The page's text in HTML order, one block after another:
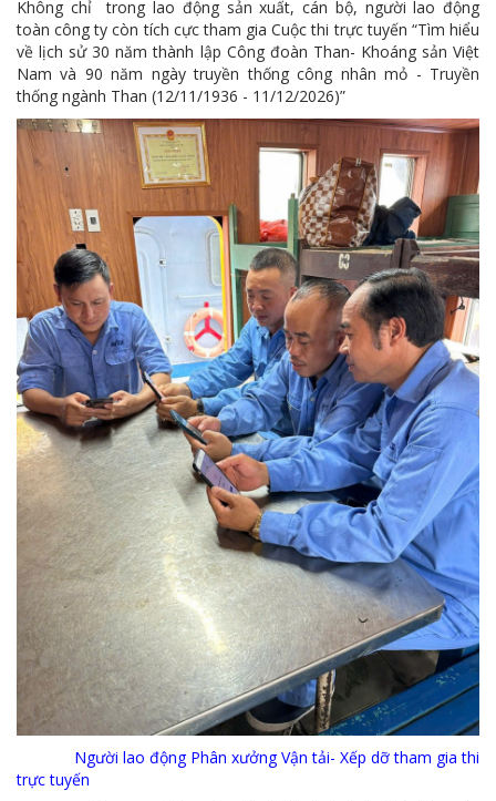
Công ty CP Vật tư TKV quyết liệt phòng chống dịch đảm bảo cung ứng vật tư
TKV đẩy mạnh lộ trình tái cơ cấu
MTS - GIỚI THIỆU SẢN PHẨM COMINLUB HFS
MTS - ĐẢM BẢO CHẤT LƯỢNG VẬT TƯ NGÀNH MỎ
MTS: 60 NĂM TIÊN PHONG KIẾN TẠO GIÁ TRỊ BỀN VỮNG
Video quy trình Bỏ phiếu Bầu cử sắp tới
MTS: KHÁNH THÀNH CỬA HÀNG XĂNG DẦU CẨM PHẢ
MTS: 5 NĂM - TỪ ĐẠI HỘI ĐẾN ĐẠI HỘI
Cách phòng chống covid-19 tại nơi làm việc
Sản phẩm dầu nhờn của Công ty CP Vật tư tạo ấn tượng tốt tại Lễ tổng kết
Cominlub: Dấu ấn 20 năm 12/11 (1997-2017)
MTS: Công nghệ hiện đại - Kết nối thông minh
Đồng hành vì sự phát triển lâu dài của MTS
MTS: Hưởng ứng tháng "An toàn-Vệ sinh lao động"
MTS: Sự kiện nổi bật trong tháng 3
Tuổi trẻ MTS: "Tâm sáng với việc, tận tụy với nghề" góp sức xây dựng công ty phát triển bền vững
Bình đẳng giới và các chính sách pháp luật lao động, BHXH luôn được quan tâm tại MTS
MTS tham dự Hội diễn Nghệ thuật quần chúng TKV năm 2016
Không chỉ trong lao động sản xuất, cán bộ, người lao động
toàn công ty còn tích cực tham gia Cuộc thi trực tuyến “Tìm hiểu
về lịch sử 30 năm thành lập Công đoàn Than- Khoáng sản Việt
Nam và 90 năm ngày truyền thống công nhân mỏ - Truyền
thống ngành Than (12/11/1936 - 11/12/2026)”
Người lao động Phân xưởng Vận tải- Xếp dỡ tham gia thi
trực tuyến